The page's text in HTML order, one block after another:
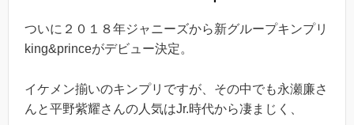
ついに２０１８年ジャニーズから新グループキンプリ
king&princeがデビュー決定。
イケメン揃いのキンプリですが、その中でも永瀬廉さ
んと平野紫耀さんの人気はJr.時代から凄まじく、